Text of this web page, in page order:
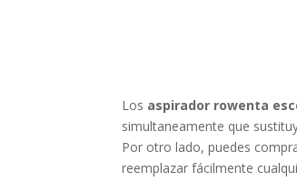
Los aspirador rowenta
simultaneamente que
Por otro lado, puedes
reemplazar fácilmente